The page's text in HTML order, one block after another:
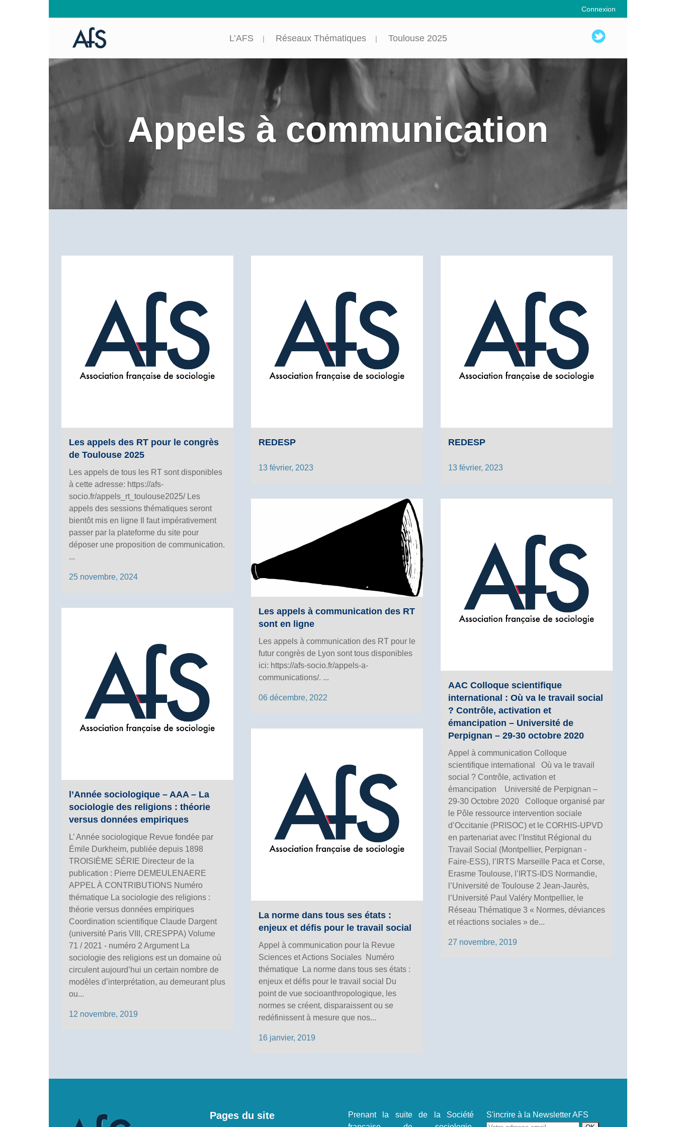
Connexion
L’AFS Réseaux Thématiques Toulouse 2025
Appels à communication
Les appels des RT pour le congrès
de Toulouse 2025
Les appels de tous les RT sont disponibles
à cette adresse: https://afs-
socio.fr/appels_rt_toulouse2025/ Les
appels des sessions thématiques seront
bientôt mis en ligne Il faut impérativement
passer par la plateforme du site pour
déposer une proposition de communication.
...
25 novembre, 2024
REDESP
13 février, 2023
REDESP
13 février, 2023
Les appels à communication des RT
sont en ligne
Les appels à communication des RT pour le
futur congrès de Lyon sont tous disponibles
ici: https://afs-socio.fr/appels-a-
communications/. ...
06 décembre, 2022
AAC Colloque scientifique
international : Où va le travail social
? Contrôle, activation et
émancipation – Université de
Perpignan – 29-30 octobre 2020
Appel à communication Colloque
scientifique international Où va le travail
social ? Contrôle, activation et
émancipation Université de Perpignan –
29-30 Octobre 2020 Colloque organisé par
le Pôle ressource intervention sociale
d’Occitanie (PRISOC) et le CORHIS-UPVD
en partenariat avec l’Institut Régional du
Travail Social (Montpellier, Perpignan -
Faire-ESS), l’IRTS Marseille Paca et Corse,
Erasme Toulouse, l’IRTS-IDS Normandie,
l’Université de Toulouse 2 Jean-Jaurès,
l’Université Paul Valéry Montpellier, le
Réseau Thématique 3 « Normes, déviances
et réactions sociales » de...
27 novembre, 2019
l’Année sociologique – AAA – La
sociologie des religions : théorie
versus données empiriques
L’ Année sociologique Revue fondée par
Émile Durkheim, publiée depuis 1898
TROISIÈME SÉRIE Directeur de la
publication : Pierre DEMEULENAERE
APPEL À CONTRIBUTIONS Numéro
thématique La sociologie des religions :
théorie versus données empiriques
Coordination scientifique Claude Dargent
(université Paris VIII, CRESPPA) Volume
71 / 2021 - numéro 2 Argument La
sociologie des religions est un domaine où
circulent aujourd’hui un certain nombre de
modèles d’interprétation, au demeurant plus
ou...
12 novembre, 2019
La norme dans tous ses états :
enjeux et défis pour le travail social
Appel à communication pour la Revue
Sciences et Actions Sociales Numéro
thématique La norme dans tous ses états :
enjeux et défis pour le travail social Du
point de vue socioanthropologique, les
normes se créent, disparaissent ou se
redéfinissent à mesure que nos...
16 janvier, 2019
Pages du site
Prenant la suite de la Société
S'incrire à la Newsletter AFS